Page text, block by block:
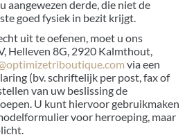
aangewezen derde, die niet de
goed fysiek in bezit krijgt.
uit te oefenen, moet u ons
Helleven 8G, 2920 Kalmthout,
via een
(bv. schriftelijk per post, fax of
van uw beslissing de
U kunt hiervoor gebruikmaken
voor herroeping, maar